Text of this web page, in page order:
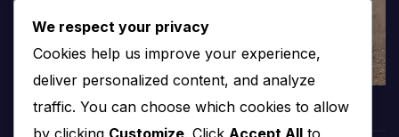
We respect your privacy
Cookies help us improve your experience,
deliver personalized content, and analyze
traffic. You can choose which cookies to allow
by clicking Customize . Click Accept All to